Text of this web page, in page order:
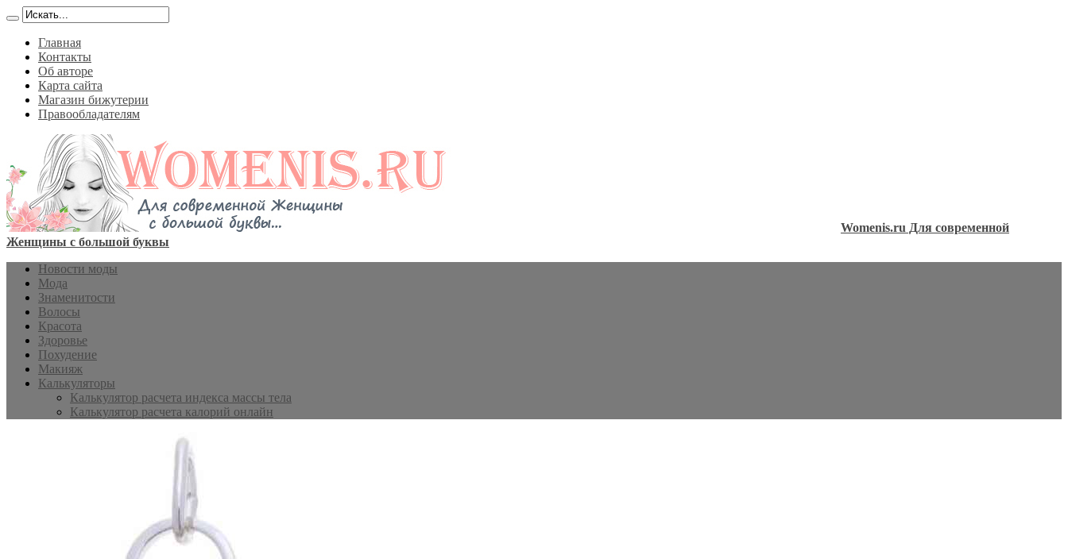
Главная
Контакты
Об авторе
Карта сайта
Магазин бижутерии
Правообладателям
Womenis.ru Для современной
Женщины с большой буквы
Новости моды
Мода
Знаменитости
Волосы
Красота
Здоровье
Похудение
Макияж
Калькуляторы
Калькулятор расчета индекса массы тела
Калькулятор расчета калорий онлайн